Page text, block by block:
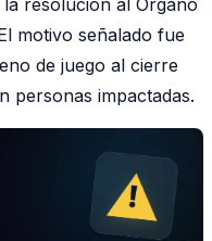
motivo señalado fue
de juego al cierre
personas impactadas.